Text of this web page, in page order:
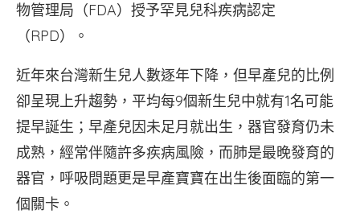
物管理局（FDA）授予罕見兒科疾病認定
（RPD）。
近年來台灣新生兒人數逐年下降，但早產兒的比例
卻呈現上升趨勢，平均每9個新生兒中就有1名可能
提早誕生；早產兒因未足月就出生，器官發育仍未
成熟，經常伴隨許多疾病風險，而肺是最晚發育的
器官，呼吸問題更是早產寶寶在出生後面臨的第一
個關卡。